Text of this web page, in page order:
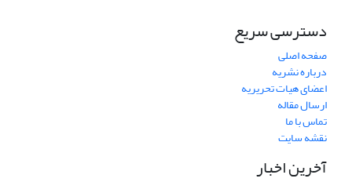
دسترسی سریع
صفحه اصلی
درباره نشریه
اعضای هیات تحریریه
ارسال مقاله
تماس با ما
نقشه سایت
آخرین اخبار